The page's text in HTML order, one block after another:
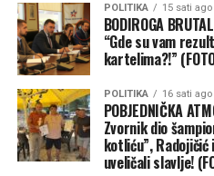
POLITIKA 15 sati ago
BODIROGA
“Gde su vam
kartelima?!”
POLITIKA 16 sati ago
POBJEDNIČKA
Zvornik dio
kotliću”, Radojičić
uveličali slavlje!